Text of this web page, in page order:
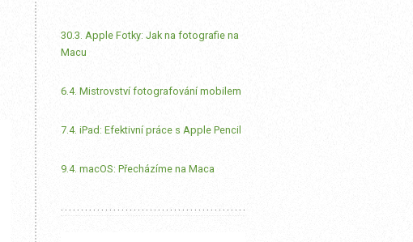
30.3. Apple Fotky: Jak na fotografie na
Macu
6.4. Mistrovství fotografování mobilem
7.4. iPad: Efektivní práce s Apple Pencil
9.4. macOS: Přecházíme na Maca